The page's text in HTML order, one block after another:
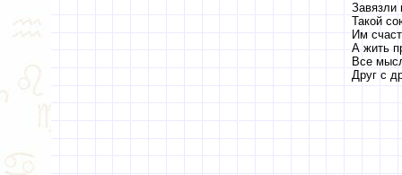
Завязли
Такой
Им
А жить
Все
Друг с